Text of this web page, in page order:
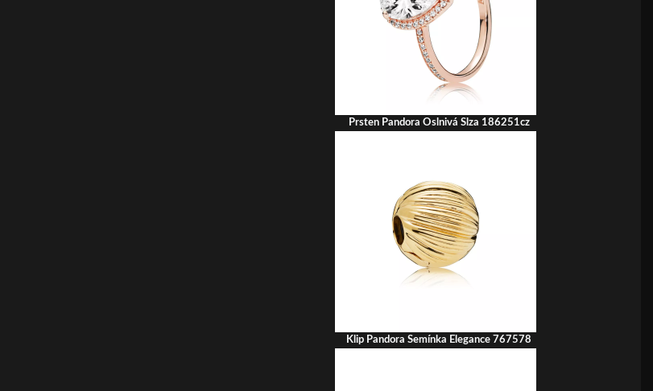
Prsten Pandora Oslnivá Slza 186251cz
Klip Pandora Semínka Elegance 767578